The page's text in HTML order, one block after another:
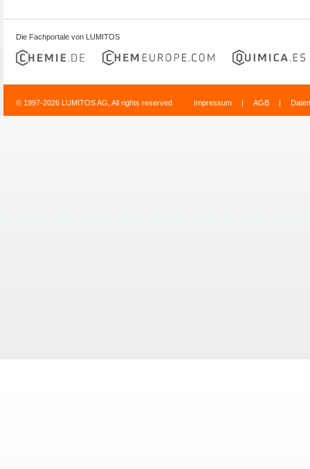
Die Fachportale von LUMITOS
© 1997-2026 LUMITOS AG, All rights reserved Impressum | AGB |